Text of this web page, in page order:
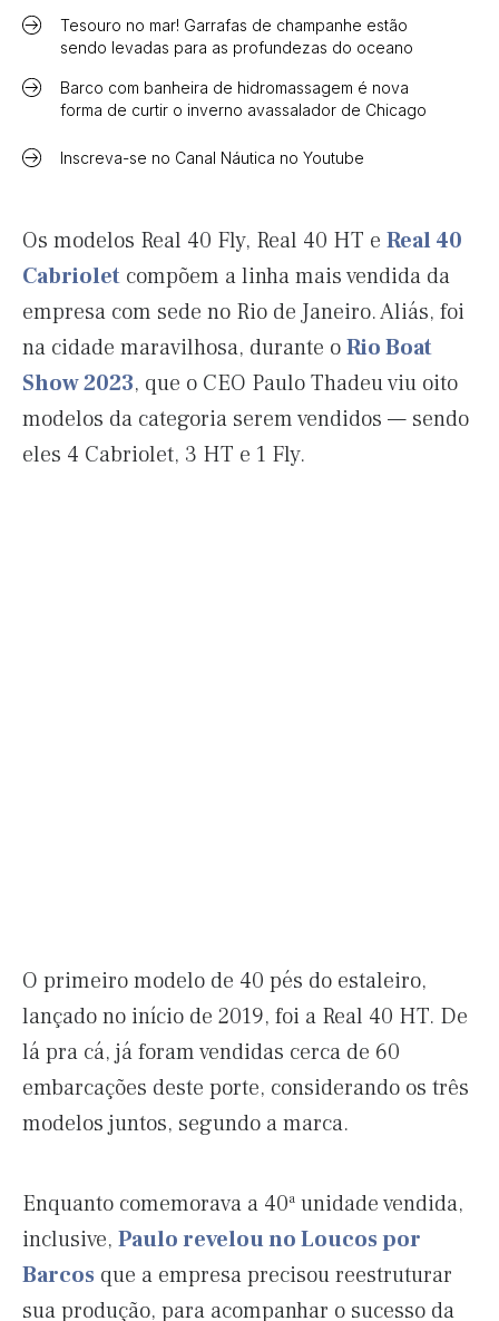
Tesouro no mar! Garrafas de champanhe estão
sendo levadas para as profundezas do oceano
Barco com banheira de hidromassagem é nova
forma de curtir o inverno avassalador de Chicago
Inscreva-se no Canal Náutica no Youtube
Os modelos Real 40 Fly, Real 40 HT e Real 40
Cabriolet compõem a linha mais vendida da
empresa com sede no Rio de Janeiro. Aliás, foi
na cidade maravilhosa, durante oRio Boat
Show 2023, que o CEO Paulo Thadeu viu oito
modelos da categoria serem vendidos — sendo
eles 4 Cabriolet, 3 HT e 1 Fly.
O primeiro modelo de 40 pés do estaleiro,
lançado no início de 2019, foi a Real 40 HT. De
lá pra cá, já foram vendidas cerca de 60
embarcações deste porte, considerando os três
modelos juntos, segundo a marca.
Enquanto comemorava a 40ª unidade vendida,
inclusive, Paulo revelou no Loucos por
Barcos que a empresa precisou reestruturar
sua produção, para acompanhar o sucesso da